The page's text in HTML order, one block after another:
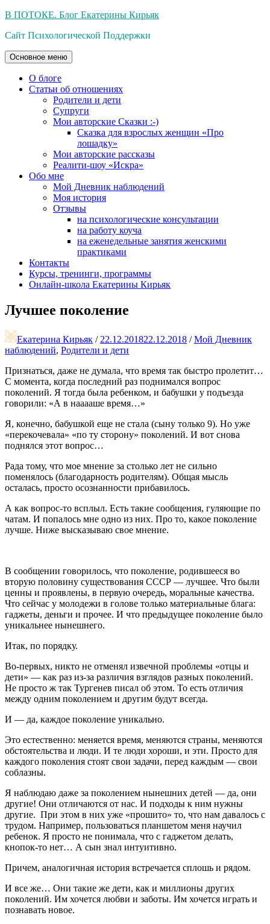
Перейти
содержимому
В ПОТОКЕ. Блог Екатерины Кирьяк
Сайт Психологической Поддержки
Основное меню
О блоге
Статьи об отношениях
Родители и дети
Супруги
Мои авторские Сказки :-)
Сказка для взрослых женщин «Про
лошадку»
Мои авторские рассказы
Реалити-шоу «Искра»
Обо мне
Мой Дневник наблюдений
Моя история
Отзывы
на психологические консультации
на работу коуча
на еженедельные занятия женскими
практиками
Контакты
Курсы, тренинги, программы
Онлайн-школа Екатерины Кирьяк
Лучшее поколение
Екатерина Кирьяк / 22.12.201822.12.2018 / Мой Дневник
наблюдений, Родители и дети
Признаться, даже не думала, что время так быстро пролетит…
С момента, когда последний раз поднимался вопрос
поколений. Я тогда была ребенком, и бабушки у подъезда
говорили: «А в нааааше время…»
Я, конечно, бабушкой еще не стала (сыну только 9). Но уже
«перекочевала» «по ту сторону» поколений. И вот снова
поднялся этот вопрос…
Рада тому, что мое мнение за столько лет не сильно
поменялось (благодарность родителям). Общая мысль
осталась, просто осознанности прибавилось.
А как вопрос-то всплыл. Есть такие сообщения, гуляющие по
чатам. И попалось мне одно из них. Про то, какое поколение
лучше. Ниже высказываю свое мнение.
В сообщении говорилось, что поколение, родившееся во
вторую половину существования СССР — лучшее. Что были
ценны и проявлены, в первую очередь, моральные качества.
Что сейчас у молодежи в голове только материальные блага:
гаджеты, деньги и прочее. И что предыдущее поколение было
уникальнее нынешнего.
Итак, по порядку.
Во-первых, никто не отменял извечной проблемы «отцы и
дети» — как раз из-за различия взглядов разных поколений.
Не просто ж так Тургенев писал об этом. То есть отличия
между одним поколением и другим будут всегда.
И — да, каждое поколение уникально.
Это естественно: меняется время, меняются страны, меняются
обстоятельства и люди. И те люди хороши, и эти. Просто для
каждого поколения стоят свои задачи, перед каждым — свои
соблазны.
Я наблюдаю даже за поколением нынешних детей — да, они
другие! Они отличаются от нас. И подходы к ним нужны
другие. При этом в них уже «прошито» то, что нам давалось с
трудом. Например, пользоваться планшетом меня научил
ребенок. Я просто не понимала, что с гаджетом делать,
кнопок-то нет… А сын знал интуитивно.
Причем, аналогичная история встречается сплошь и рядом.
И все же… Они такие же дети, как и миллионы других
поколений. Им хочется любви и заботы. Им хочется играть и
познавать новое.